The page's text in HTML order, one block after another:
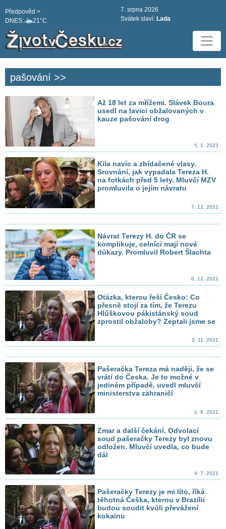
DNES: 21°C
Předpověd >
7. srpna 2026
Svátek slaví: Lada
pašování >>
Až 18 let za mřížemi. Slávek Boura
usedl na lavici obžalovaných v
kauze pašování drog
5. 1. 2023
Kila navíc a zbídačené vlasy.
Srovnání, jak vypadala Tereza H.
na fotkách před 5 lety. Mluvčí MZV
promluvila o jejím návratu
7. 12. 2021
Návrat Terezy H. do ČR se
komplikuje, celníci mají nové
důkazy. Promluvil Robert Šlachta
6. 12. 2021
Otázka, kterou řeší Česko: Co
přesně stojí za tím, že Terezu
Hlůškovou pákistánský soud
zprostil obžaloby? Zeptali jsme se
3. 11. 2021
Pašeračka Tereza má naději, že se
vrátí do Česka. Je to možné v
jediném případě, uvedl mluvčí
ministerstva zahraničí
1. 9. 2021
Zmar a další čekání. Odvolací
soud pašeračky Terezy byl znovu
odložen. Mluvčí uvedla, co bude
dál
4. 7. 2021
Pašeračky Terezy je mi líto, říká
těhotná Češka, kterou v Brazílii
budou soudit kvůli převážení
kokainu